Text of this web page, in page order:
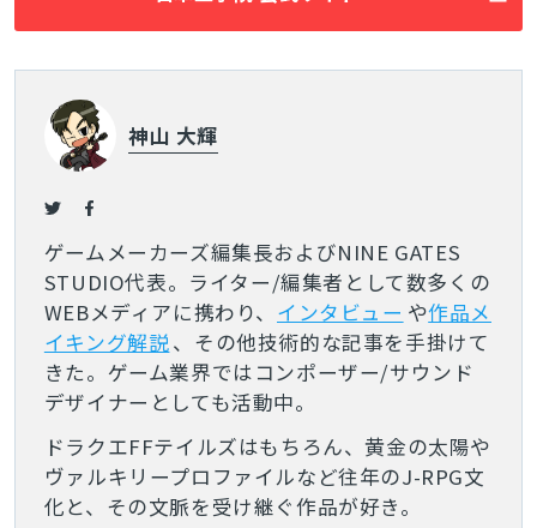
神山 大輝
ゲームメーカーズ編集長およびNINE GATES
STUDIO代表。ライター/編集者として数多くの
WEBメディアに携わり、 インタビュー や作品メ
イキング解説、その他技術的な記事を手掛けて
きた。ゲーム業界ではコンポーザー/サウンド
デザイナーとしても活動中。
ドラクエFFテイルズはもちろん、黄金の太陽や
ヴァルキリープロファイルなど往年のJ-RPG文
化と、その文脈を受け継ぐ作品が好き。